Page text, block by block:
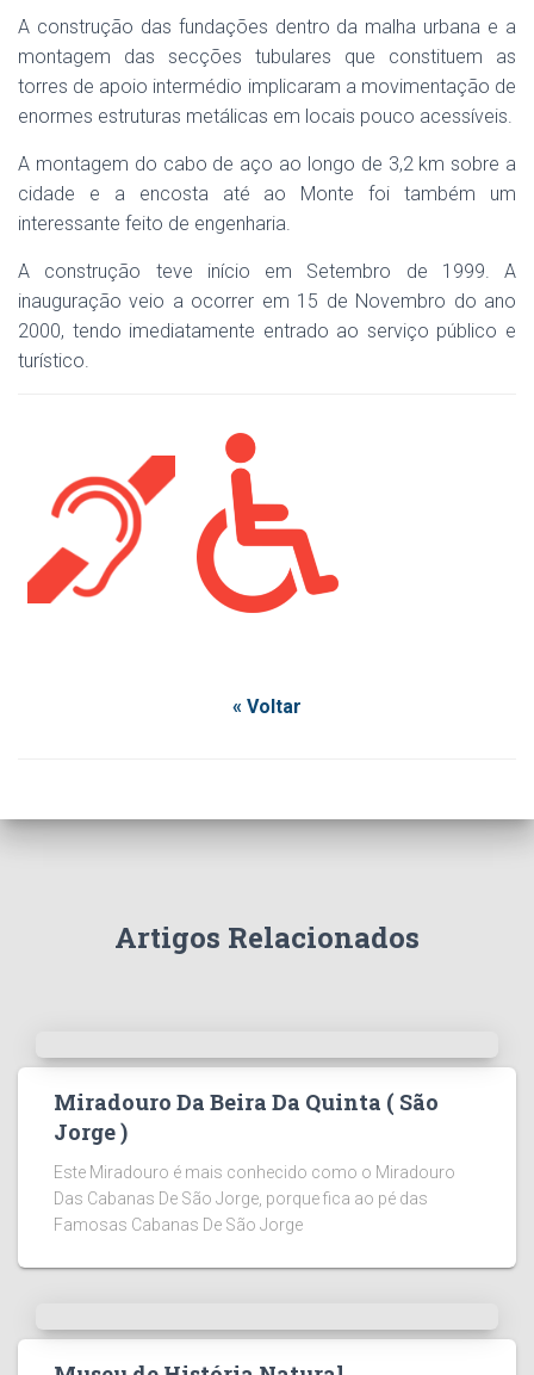
A construção das fundações dentro da malha urbana e a
montagem das secções tubulares que constituem as
torres de apoio intermédio implicaram a movimentação de
enormes estruturas metálicas em locais pouco acessíveis.
A montagem do cabo de aço ao longo de 3,2 km sobre a
cidade e a encosta até ao Monte foi também um
interessante feito de engenharia.
A construção teve início em Setembro de 1999. A
inauguração veio a ocorrer em 15 de Novembro do ano
2000, tendo imediatamente entrado ao serviço público e
turístico.
« Voltar
Artigos Relacionados
Miradouro Da Beira Da Quinta ( São
Jorge )
Este Miradouro é mais conhecido como o Miradouro
Das Cabanas De São Jorge, porque fica ao pé das
Famosas Cabanas De São Jorge